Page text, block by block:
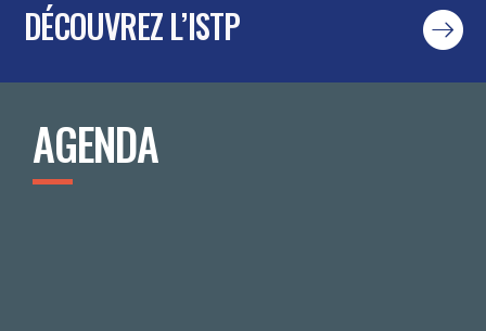
DÉCOUVREZ L’ISTP
AGENDA